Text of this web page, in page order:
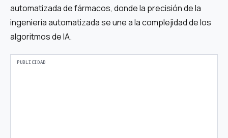
automatizada de fármacos, donde la precisión de la
ingeniería automatizada se une a la complejidad de los
algoritmos de IA.